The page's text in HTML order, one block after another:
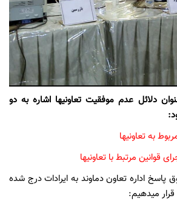
دلائل عدم موفقیت تعاونیها اشاره به دو
پاسخ اداره تعاون دماوند به ایرادات درج شده
می­دهیم: